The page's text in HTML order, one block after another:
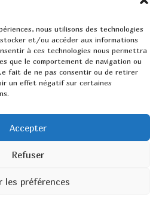
nous utilisons des technologies
et/ou accéder aux informations
à ces technologies nous permettra
que le comportement de navigation ou
fait de ne pas consentir ou de retirer
un effet négatif sur certaines
Accepter
Refuser
les préférences
. All rights reserved. Theme